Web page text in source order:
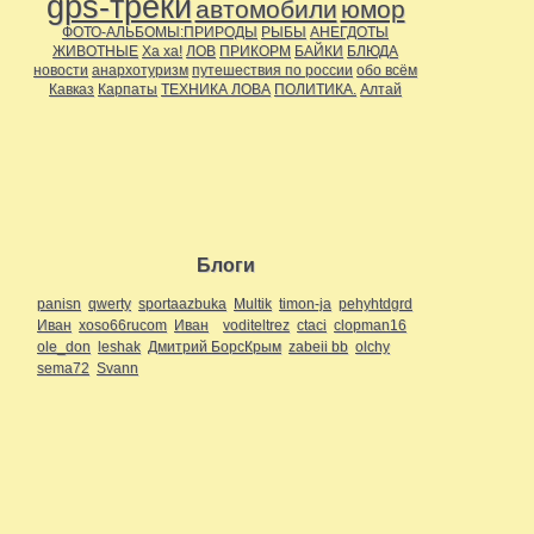
gps-треки автомобили юмор
ФОТО-АЛЬБОМЫ:ПРИРОДЫ РЫБЫ АНЕГДОТЫ
ЖИВОТНЫЕ Ха ха! ЛОВ ПРИКОРМ БАЙКИ БЛЮДА
новости анархотуризм путешествия по россии обо всём
Кавказ Карпаты ТЕХНИКА ЛОВА ПОЛИТИКА. Алтай
Блоги
panisn qwerty sportaazbuka Multik timon-ja pehyhtdgrd
Иван xoso66rucom Иван voditeltrez ctaci clopman16
ole_don leshak Дмитрий БорсКрым zabeii bb olchy
sema72 Svann